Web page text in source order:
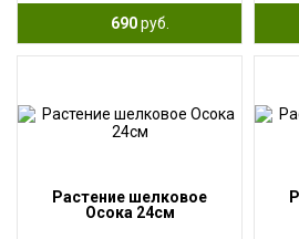
690руб.
Растение шелковое
Осока 24см